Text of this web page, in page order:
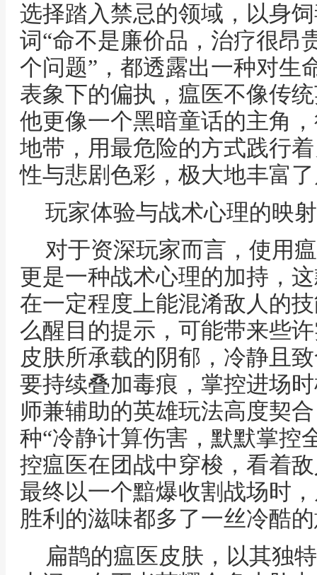
选择踏入禁忌的领域，以身
词“命不是廉价品，治疗很昂
个问题”，都透露出一种对生
表象下的偏执，瘟医不像传
他更像一个黑暗童话的主角
地带，用最危险的方式践行
性与悲剧色彩，极大地丰富
玩家体验与战术心理的映射
对于资深玩家而言，使用
更是一种战术心理的加持，
在一定程度上能混淆敌人的
么醒目的提示，可能带来些
皮肤所承载的阴郁，冷静且
要持续叠加毒痕，掌控进场
师兼辅助的英雄玩法高度契
种“冷静计算伤害，默默掌控
控瘟医在团战中穿梭，看着
最终以一个黯爆收割战场时
胜利的滋味都多了一丝冷酷
扁鹊的瘟医皮肤，以其独